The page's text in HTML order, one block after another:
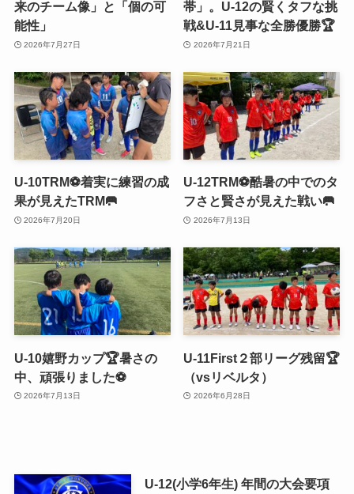
来のチーム像」と「個の可
能性」
2026年7月27日
帯」。U-12の賢くタフな挑
戦&U-11見事な全勝優勝🏆
2026年7月21日
U-10TRM⚽️着実に練習の成
果が見えたTRM🥅
2026年7月20日
U-12TRM⚽️酷暑の中でのタ
フさと賢さが見えた戦い🥅
2026年7月13日
U-10嬉野カップ🏆暑さの
中、頑張りました⚽️
2026年7月13日
U-11First２部リーグ残留🏆
（vsリベルタ）
2026年6月28日
U-12(小学6年生) 年間の大会要項